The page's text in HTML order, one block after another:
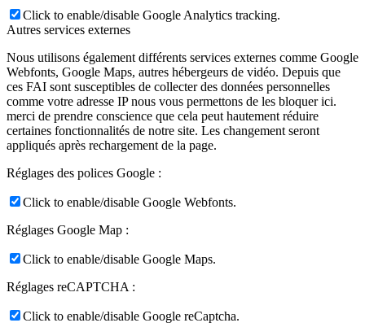
Click to enable/disable Google Analytics tracking.
Autres services externes
Nous utilisons également différents services externes comme Google
Webfonts, Google Maps, autres hébergeurs de vidéo. Depuis que
ces FAI sont susceptibles de collecter des données personnelles
comme votre adresse IP nous vous permettons de les bloquer ici.
merci de prendre conscience que cela peut hautement réduire
certaines fonctionnalités de notre site. Les changement seront
appliqués après rechargement de la page.
Réglages des polices Google :
Click to enable/disable Google Webfonts.
Réglages Google Map :
Click to enable/disable Google Maps.
Réglages reCAPTCHA :
Click to enable/disable Google reCaptcha.